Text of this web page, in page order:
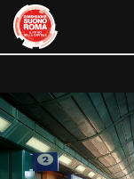
content